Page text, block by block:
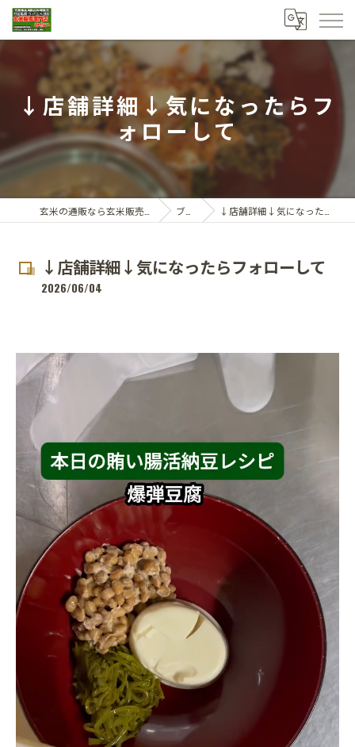
↓店舗詳細↓気になったらフ
ォローして
ブログ ↓店舗詳細↓気になったらフォローして
↓店舗詳細↓気になったらフォローして
2026/06/04